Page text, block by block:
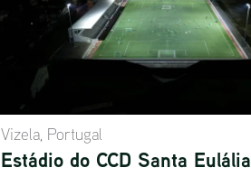
Vizela, Portugal
Estádio do CCD Santa Eulália